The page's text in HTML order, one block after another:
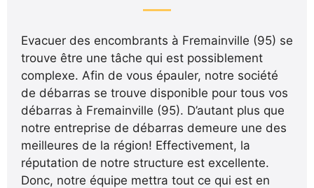
Evacuer des encombrants à Fremainville (95) se
trouve être une tâche qui est possiblement
complexe. Afin de vous épauler, notre société
de débarras se trouve disponible pour tous vos
débarras à Fremainville (95). D’autant plus que
notre entreprise de débarras demeure une des
meilleures de la région! Effectivement, la
réputation de notre structure est excellente.
Donc, notre équipe mettra tout ce qui est en